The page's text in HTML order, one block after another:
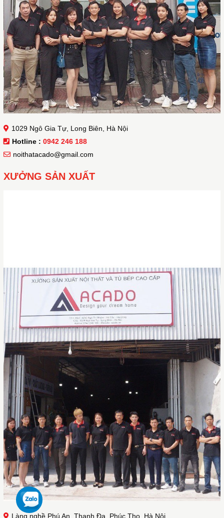
1029 Ngô Gia Tự, Long Biên, Hà Nội
Hotline : 0942 246 188
noithatacado@gmail.com
XƯỞNG SẢN XUẤT
Làng nghề Phú An, Thanh Đa, Phúc Thọ, Hà Nội